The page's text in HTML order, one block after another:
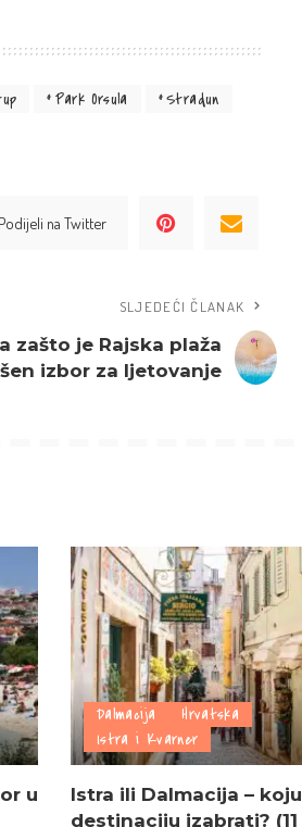
Park Orsula
Stradun
Podijeli na Twitter
SLJEDEĆI ČLANAK
zašto je Rajska plaža
izbor za ljetovanje
u
Dalmacija
Hrvatska
Istra i Kvarner
Istra ili Dalmacija – koju
destinaciju izabrati? (11